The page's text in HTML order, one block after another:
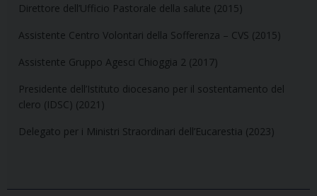
Direttore dell’Ufficio Pastorale della salute (2015)
Assistente Centro Volontari della Sofferenza – CVS (2015)
Assistente Gruppo Agesci Chioggia 2 (2017)
Presidente dell’Istituto diocesano per il sostentamento del
clero (IDSC) (2021)
Delegato per i Ministri Straordinari dell’Eucarestia (2023)